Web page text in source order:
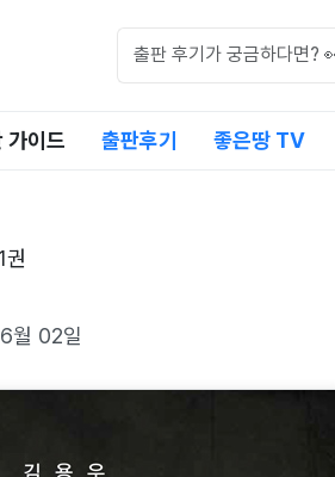
가이드 출판후기 좋은땅 TV
권
월 02일